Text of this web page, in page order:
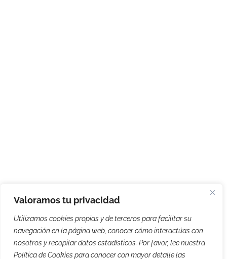
Valoramos tu privacidad
Utilizamos cookies propias y de terceros para facilitar su
navegación en la página web, conocer cómo interactúas con
nosotros y recopilar datos estadísticos. Por favor, lee nuestra
Política de Cookies para conocer con mayor detalle las